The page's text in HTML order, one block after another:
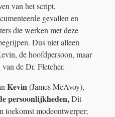
van het script,
gevallen en
die werken met deze
Dus niet alleen
de hoofdpersoon, maar
de Dr. Fletcher.
Kevin(James McAvoy),
persoonlijkheden,Dit
toekomst modeontwerper;